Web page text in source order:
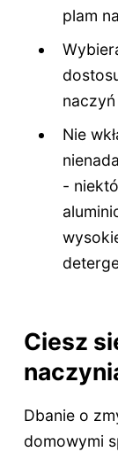
plam
Nie
-
Ciesz
Dbanie o
domowymi